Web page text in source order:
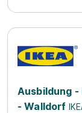
Ausbildung -
- Walldorf